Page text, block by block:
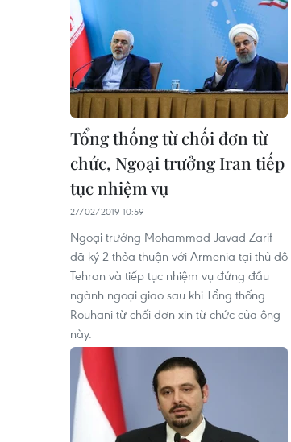
Tổng thống từ chối đơn từ
chức, Ngoại trưởng Iran tiếp
tục nhiệm vụ
27/02/2019 10:59
Ngoại trưởng Mohammad Javad Zarif
đã ký 2 thỏa thuận với Armenia tại thủ đô
Tehran và tiếp tục nhiệm vụ đứng đầu
ngành ngoại giao sau khi Tổng thống
Rouhani từ chối đơn xin từ chức của ông
này.